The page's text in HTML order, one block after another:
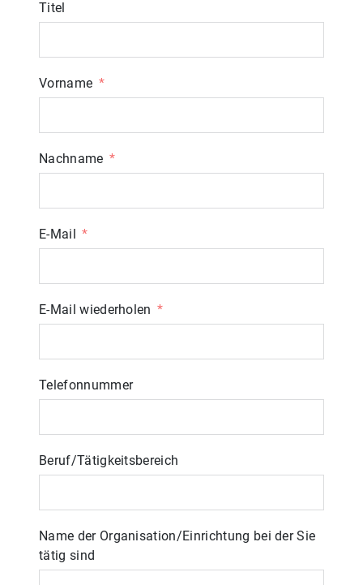
Titel
Vorname
Nachname
E-Mail
E-Mail wiederholen
Telefonnummer
Beruf/Tätigkeitsbereich
Name der Organisation/Einrichtung bei der Sie
tätig sind